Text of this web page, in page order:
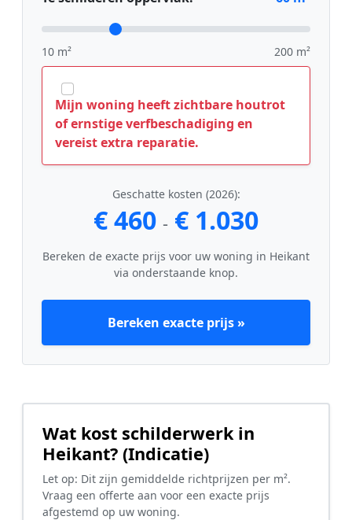
10 m² 200 m²
Mijn woning heeft zichtbare houtrot
of ernstige verfbeschadiging en
vereist extra reparatie.
Geschatte kosten (2026):
€ 460 - € 1.030
Bereken de exacte prijs voor uw woning in Heikant
via onderstaande knop.
Bereken exacte prijs »
Wat kost schilderwerk in
Heikant? (Indicatie)
Let op: Dit zijn gemiddelde richtprijzen per m².
Vraag een offerte aan voor een exacte prijs
afgestemd op uw woning.